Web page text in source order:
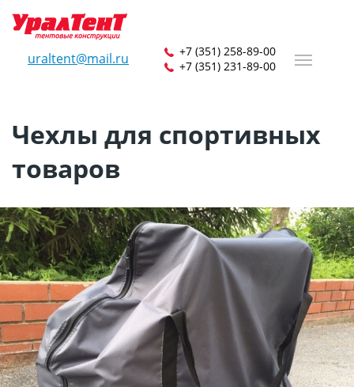
uraltent@mail.ru
+7 (351) 258-89-00
+7 (351) 231-89-00
Чехлы для спортивных
товаров